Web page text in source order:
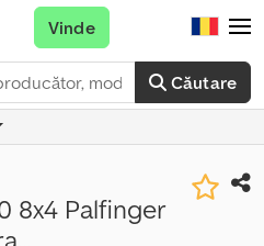
Căutare
Vinde
8x4 Palfinger